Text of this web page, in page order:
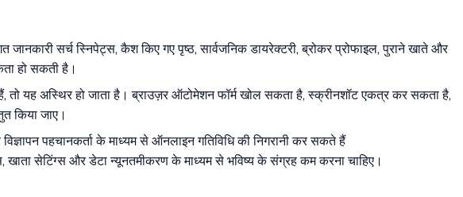
सर्च स्निपेट्स, कैश किए गए पृष्ठ, सार्वजनिक डायरेक्टरी, ब्रोकर प्रोफाइल, पुराने खाते और
हो सकती है।
यह अस्थिर हो जाता है। ब्राउज़र ऑटोमेशन फॉर्म खोल सकता है, स्क्रीनशॉट एकत्र कर सकता है,
किया जाए।
पहचानकर्ता के माध्यम से ऑनलाइन गतिविधि की निगरानी कर सकते हैं
खाता सेटिंग्स और डेटा न्यूनतमीकरण के माध्यम से भविष्य के संग्रह कम करना चाहिए।